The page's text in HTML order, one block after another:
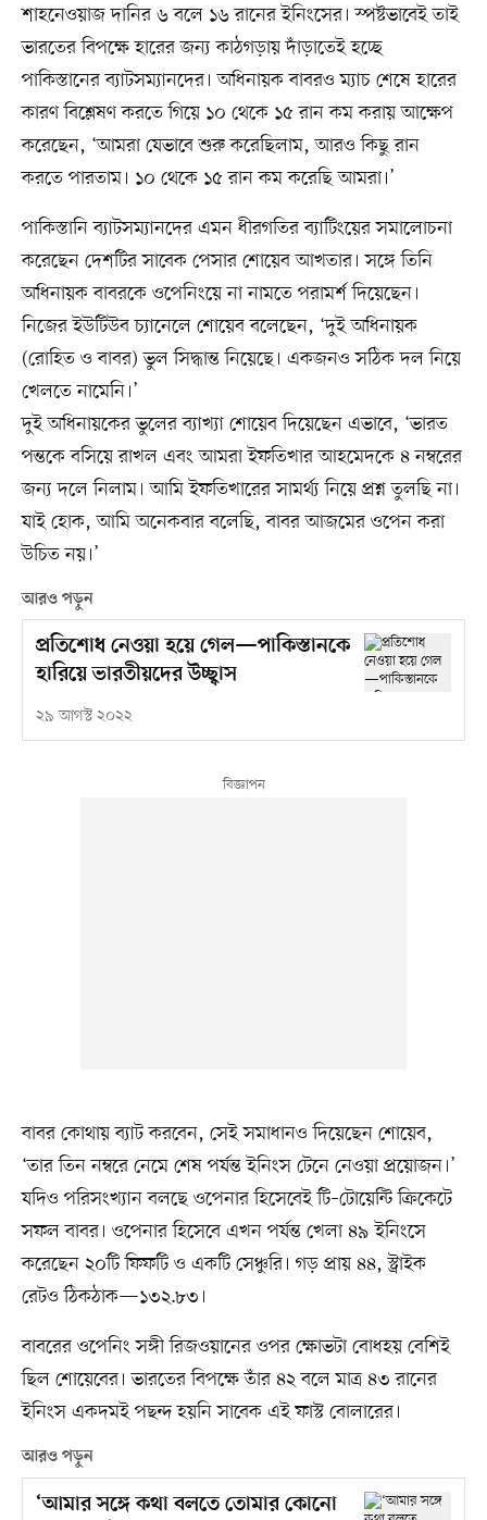
শাহনেওয়াজ দানির ৬ বলে ১৬ রানের ইনিংসের। স্পষ্টভাবেই তাই
ভারতের বিপক্ষে হারের জন্য কাঠগড়ায় দাঁড়াতেই হচ্ছে
পাকিস্তানের ব্যাটসম্যানদের। অধিনায়ক বাবরও ম্যাচ শেষে হারের
কারণ বিশ্লেষণ করতে গিয়ে ১০ থেকে ১৫ রান কম করায় আক্ষেপ
করেছেন, ‘আমরা যেভাবে শুরু করেছিলাম, আরও কিছু রান
করতে পারতাম। ১০ থেকে ১৫ রান কম করেছি আমরা।’
পাকিস্তানি ব্যাটসম্যানদের এমন ধীরগতির ব্যাটিংয়ের সমালোচনা
করেছেন দেশটির সাবেক পেসার শোয়েব আখতার। সঙ্গে তিনি
অধিনায়ক বাবরকে ওপেনিংয়ে না নামতে পরামর্শ দিয়েছেন।
নিজের ইউটিউব চ্যানেলে শোয়েব বলেছেন, ‘দুই অধিনায়ক
(রোহিত ও বাবর) ভুল সিদ্ধান্ত নিয়েছে। একজনও সঠিক দল নিয়ে
খেলতে নামেনি।’
দুই অধিনায়কের ভুলের ব্যাখ্যা শোয়েব দিয়েছেন এভাবে, ‘ভারত
পন্তকে বসিয়ে রাখল এবং আমরা ইফতিখার আহমেদকে ৪ নম্বরের
জন্য দলে নিলাম। আমি ইফতিখারের সামর্থ্য নিয়ে প্রশ্ন তুলছি না।
যাই হোক, আমি অনেকবার বলেছি, বাবর আজমের ওপেন করা
উচিত নয়।’
আরও পড়ুন
প্রতিশোধ নেওয়া হয়ে গেল—পাকিস্তানকে
হারিয়ে ভারতীয়দের উচ্ছ্বাস
২৯ আগস্ট ২০২২
বাবর কোথায় ব্যাট করবেন, সেই সমাধানও দিয়েছেন শোয়েব,
‘তার তিন নম্বরে নেমে শেষ পর্যন্ত ইনিংস টেনে নেওয়া প্রয়োজন।’
যদিও পরিসংখ্যান বলছে ওপেনার হিসেবেই টি–টোয়েন্টি ক্রিকেটে
সফল বাবর। ওপেনার হিসেবে এখন পর্যন্ত খেলা ৪৯ ইনিংসে
করেছেন ২০টি ফিফটি ও একটি সেঞ্চুরি। গড় প্রায় ৪৪, স্ট্রাইক
রেটও ঠিকঠাক—১৩২.৮৩।
বাবরের ওপেনিং সঙ্গী রিজওয়ানের ওপর ক্ষোভটা বোধহয় বেশিই
ছিল শোয়েবের। ভারতের বিপক্ষে তাঁর ৪২ বলে মাত্র ৪৩ রানের
ইনিংস একদমই পছন্দ হয়নি সাবেক এই ফাস্ট বোলারের।
আরও পড়ুন
‘আমার সঙ্গে কথা বলতে তোমার কোনো